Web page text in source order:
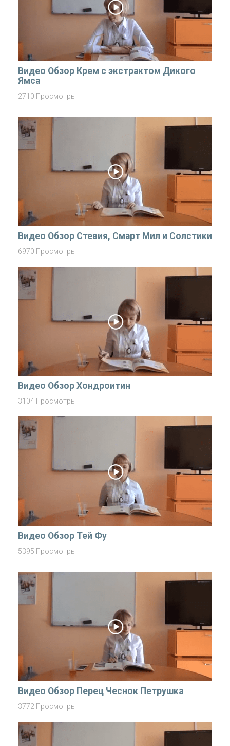
Видео Обзор Крем с экстрактом Дикого
Ямса
2710 Просмотры
Видео Обзор Стевия, Смарт Мил и Солстики
6970 Просмотры
Видео Обзор Хондроитин
3104 Просмотры
Видео Обзор Тей Фу
5395 Просмотры
Видео Обзор Перец Чеснок Петрушка
3772 Просмотры